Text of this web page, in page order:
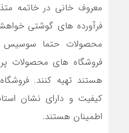
معروف خانی در خاتمه
فرآورده های گوشتی
محصولات حتما سوسیس
فروشگاه های محصولات
هستند تهیه کنند.
کیفیت و دارای نشان
اطمینان هستند.